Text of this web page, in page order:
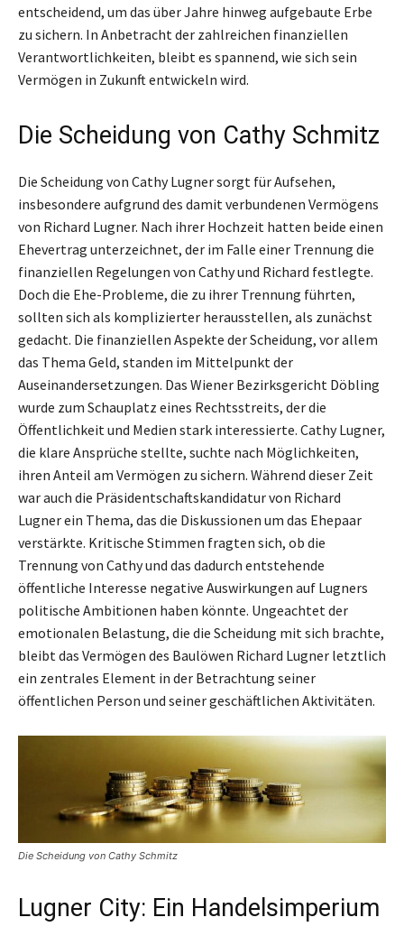
entscheidend, um das über Jahre hinweg aufgebaute Erbe
zu sichern. In Anbetracht der zahlreichen finanziellen
Verantwortlichkeiten, bleibt es spannend, wie sich sein
Vermögen in Zukunft entwickeln wird.
Die Scheidung von Cathy Schmitz
Die Scheidung von Cathy Lugner sorgt für Aufsehen,
insbesondere aufgrund des damit verbundenen Vermögens
von Richard Lugner. Nach ihrer Hochzeit hatten beide einen
Ehevertrag unterzeichnet, der im Falle einer Trennung die
finanziellen Regelungen von Cathy und Richard festlegte.
Doch die Ehe-Probleme, die zu ihrer Trennung führten,
sollten sich als komplizierter herausstellen, als zunächst
gedacht. Die finanziellen Aspekte der Scheidung, vor allem
das Thema Geld, standen im Mittelpunkt der
Auseinandersetzungen. Das Wiener Bezirksgericht Döbling
wurde zum Schauplatz eines Rechtsstreits, der die
Öffentlichkeit und Medien stark interessierte. Cathy Lugner,
die klare Ansprüche stellte, suchte nach Möglichkeiten,
ihren Anteil am Vermögen zu sichern. Während dieser Zeit
war auch die Präsidentschaftskandidatur von Richard
Lugner ein Thema, das die Diskussionen um das Ehepaar
verstärkte. Kritische Stimmen fragten sich, ob die
Trennung von Cathy und das dadurch entstehende
öffentliche Interesse negative Auswirkungen auf Lugners
politische Ambitionen haben könnte. Ungeachtet der
emotionalen Belastung, die die Scheidung mit sich brachte,
bleibt das Vermögen des Baulöwen Richard Lugner letztlich
ein zentrales Element in der Betrachtung seiner
öffentlichen Person und seiner geschäftlichen Aktivitäten.
Die Scheidung von Cathy Schmitz
Lugner City: Ein Handelsimperium